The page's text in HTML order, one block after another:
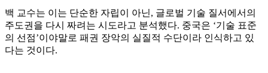
백 교수는 이는 단순한 자립이 아닌, 글로벌 기술 질서에서의
주도권을 다시 짜려는 시도라고 분석했다. 중국은 ‘기술 표준
의 선점’이야말로 패권 장악의 실질적 수단이라 인식하고 있
다는 것이다.